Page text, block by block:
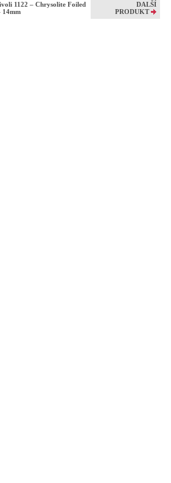
1122 – Chrysolite Foiled
14mm
DALŠÍ
PRODUKT